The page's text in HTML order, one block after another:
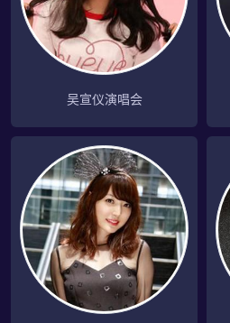
吴宣仪演唱会